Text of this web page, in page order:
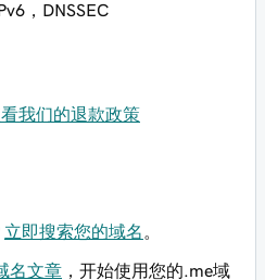
，DNSSEC
我们的退款政策
立即搜索您的域名
名文章 ，开始使用您的.me域